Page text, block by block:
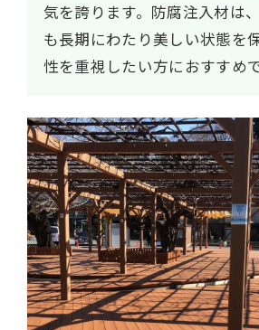
気を誇ります。防腐注入材は
も長期にわたり美しい状態を
性を重視したい方におすすめで